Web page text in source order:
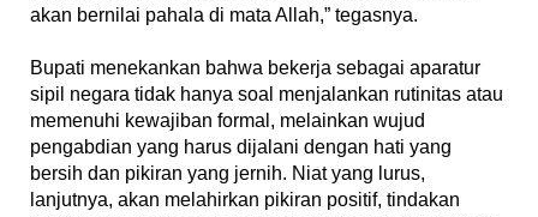
akan bernilai pahala di mata Allah,” tegasnya.
‎Bupati menekankan bahwa bekerja sebagai aparatur
sipil negara tidak hanya soal menjalankan rutinitas atau
memenuhi kewajiban formal, melainkan wujud
pengabdian yang harus dijalani dengan hati yang
bersih dan pikiran yang jernih. Niat yang lurus,
lanjutnya, akan melahirkan pikiran positif, tindakan